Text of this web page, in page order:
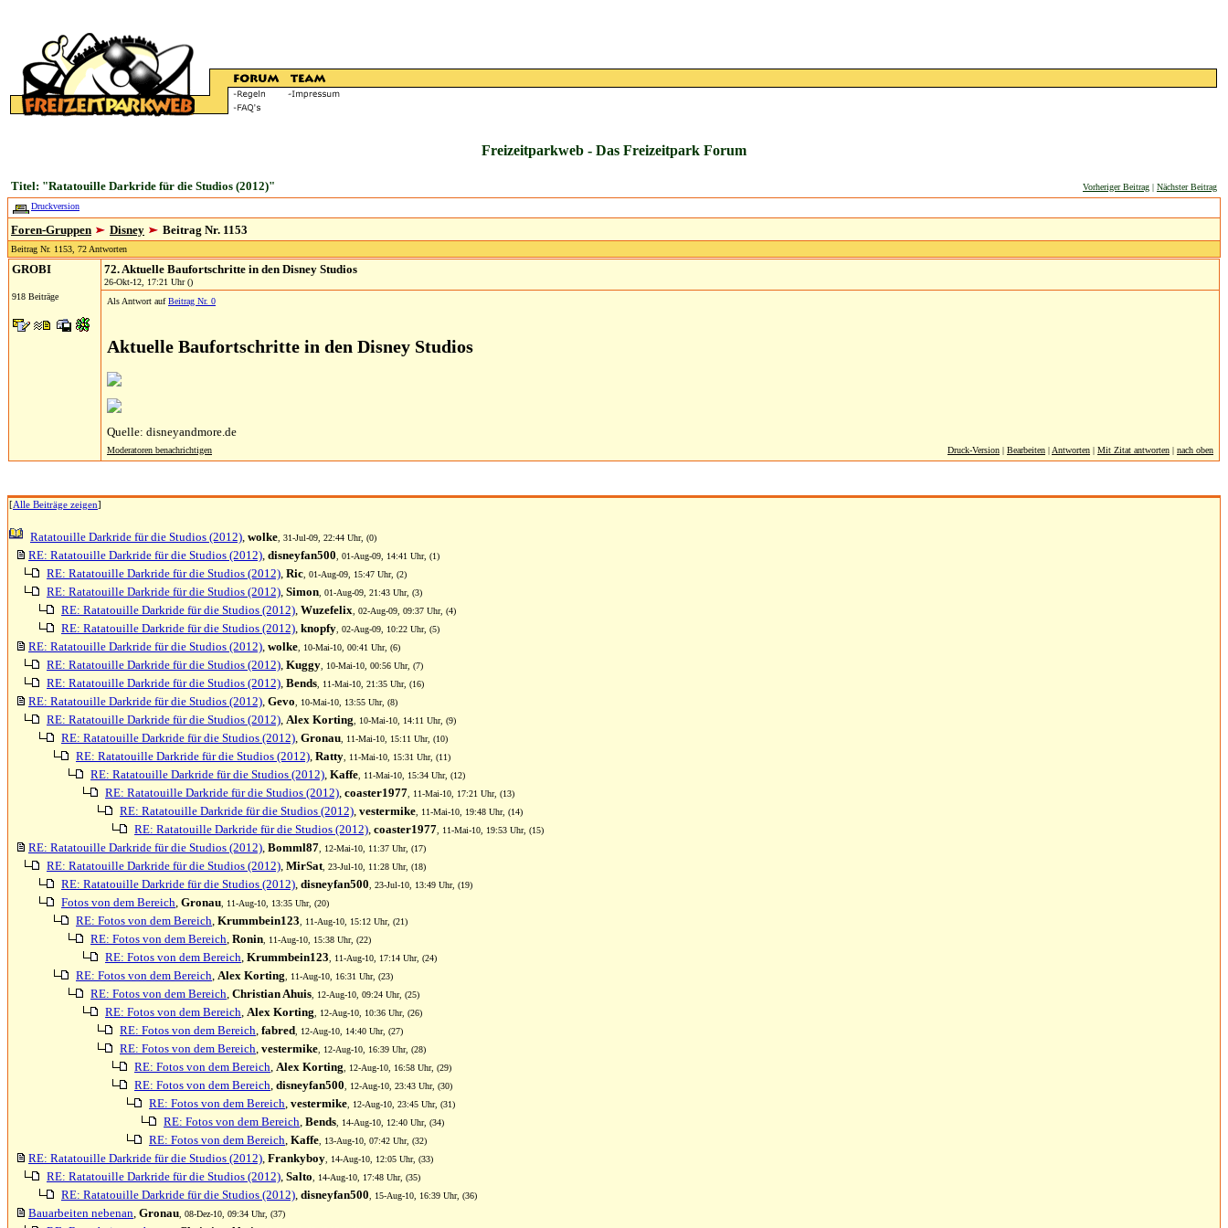
Freizeitparkweb - Das Freizeitpark Forum
Titel: "Ratatouille Darkride für die Studios (2012)" Vorheriger Beitrag | Nächster Beitrag
Druckversion
Foren-Gruppen Disney Beitrag Nr. 1153
Beitrag Nr. 1153, 72 Antworten
GROBI
918 Beiträge
72. Aktuelle Baufortschritte in den Disney Studios
26-Okt-12, 17:21 Uhr ()
Als Antwort aufBeitrag Nr. 0
Aktuelle Baufortschritte in den Disney Studios
Quelle: disneyandmore.de
Moderatoren benachrichtigen Druck-Version | Bearbeiten | Antworten | Mit Zitat antworten | nach oben
[Alle Beiträge zeigen]
Ratatouille Darkride für die Studios (2012), wolke , 31-Jul-09, 22:44 Uhr, (0)
RE: Ratatouille Darkride für die Studios (2012), disneyfan500 , 01-Aug-09, 14:41 Uhr, (1)
RE: Ratatouille Darkride für die Studios (2012), Ric , 01-Aug-09, 15:47 Uhr, (2)
RE: Ratatouille Darkride für die Studios (2012), Simon , 01-Aug-09, 21:43 Uhr, (3)
RE: Ratatouille Darkride für die Studios (2012), Wuzefelix , 02-Aug-09, 09:37 Uhr, (4)
RE: Ratatouille Darkride für die Studios (2012), knopfy , 02-Aug-09, 10:22 Uhr, (5)
RE: Ratatouille Darkride für die Studios (2012), wolke , 10-Mai-10, 00:41 Uhr, (6)
RE: Ratatouille Darkride für die Studios (2012), Kuggy , 10-Mai-10, 00:56 Uhr, (7)
RE: Ratatouille Darkride für die Studios (2012), Bends , 11-Mai-10, 21:35 Uhr, (16)
RE: Ratatouille Darkride für die Studios (2012), Gevo , 10-Mai-10, 13:55 Uhr, (8)
RE: Ratatouille Darkride für die Studios (2012), Alex Korting , 10-Mai-10, 14:11 Uhr, (9)
RE: Ratatouille Darkride für die Studios (2012), Gronau , 11-Mai-10, 15:11 Uhr, (10)
RE: Ratatouille Darkride für die Studios (2012), Ratty , 11-Mai-10, 15:31 Uhr, (11)
RE: Ratatouille Darkride für die Studios (2012), Kaffe , 11-Mai-10, 15:34 Uhr, (12)
RE: Ratatouille Darkride für die Studios (2012), coaster1977 , 11-Mai-10, 17:21 Uhr, (13)
RE: Ratatouille Darkride für die Studios (2012), vestermike , 11-Mai-10, 19:48 Uhr, (14)
RE: Ratatouille Darkride für die Studios (2012), coaster1977 , 11-Mai-10, 19:53 Uhr, (15)
RE: Ratatouille Darkride für die Studios (2012), Bomml87 , 12-Mai-10, 11:37 Uhr, (17)
RE: Ratatouille Darkride für die Studios (2012), MirSat , 23-Jul-10, 11:28 Uhr, (18)
RE: Ratatouille Darkride für die Studios (2012), disneyfan500 , 23-Jul-10, 13:49 Uhr, (19)
Fotos von dem Bereich, Gronau , 11-Aug-10, 13:35 Uhr, (20)
RE: Fotos von dem Bereich, Krummbein123 , 11-Aug-10, 15:12 Uhr, (21)
RE: Fotos von dem Bereich, Ronin , 11-Aug-10, 15:38 Uhr, (22)
RE: Fotos von dem Bereich, Krummbein123 , 11-Aug-10, 17:14 Uhr, (24)
RE: Fotos von dem Bereich, Alex Korting , 11-Aug-10, 16:31 Uhr, (23)
RE: Fotos von dem Bereich, Christian Ahuis , 12-Aug-10, 09:24 Uhr, (25)
RE: Fotos von dem Bereich, Alex Korting , 12-Aug-10, 10:36 Uhr, (26)
RE: Fotos von dem Bereich, fabred , 12-Aug-10, 14:40 Uhr, (27)
RE: Fotos von dem Bereich, vestermike , 12-Aug-10, 16:39 Uhr, (28)
RE: Fotos von dem Bereich, Alex Korting , 12-Aug-10, 16:58 Uhr, (29)
RE: Fotos von dem Bereich, disneyfan500 , 12-Aug-10, 23:43 Uhr, (30)
RE: Fotos von dem Bereich, vestermike , 12-Aug-10, 23:45 Uhr, (31)
RE: Fotos von dem Bereich, Bends , 14-Aug-10, 12:40 Uhr, (34)
RE: Fotos von dem Bereich, Kaffe , 13-Aug-10, 07:42 Uhr, (32)
RE: Ratatouille Darkride für die Studios (2012), Frankyboy , 14-Aug-10, 12:05 Uhr, (33)
RE: Ratatouille Darkride für die Studios (2012), Salto , 14-Aug-10, 17:48 Uhr, (35)
RE: Ratatouille Darkride für die Studios (2012), disneyfan500 , 15-Aug-10, 16:39 Uhr, (36)
Bauarbeiten nebenan, Gronau , 08-Dez-10, 09:34 Uhr, (37)